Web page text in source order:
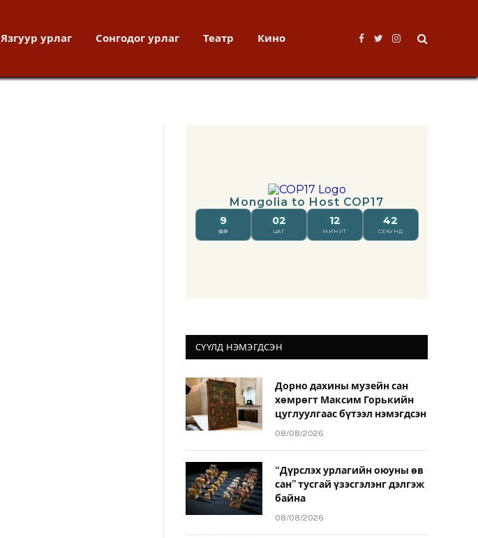
Язгуур урлаг Сонгодог урлаг Театр Кино
Facebook
TwitterInstagram
СҮҮЛД НЭМЭГДСЭН
Дорно дахины музейн сан
хөмрөгт Максим Горькийн
цуглуулгаас бүтээл нэмэгдсэн
08/08/2026
“Дүрслэх урлагийн оюуны өв
сан” тусгай үзэсгэлэнг дэлгэж
байна
08/08/2026